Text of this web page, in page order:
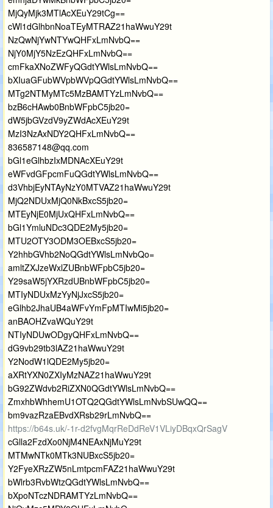
MjQyMjk3MTlAcXEuY29tCg==
cWl1dGlhbnNoaTEyMTRAZ21haWwuY29t
NzQwNjYwNTYwQHFxLmNvbQ==
NjY0MjY5NzEzQHFxLmNvbQ==
cmFkaXNoZWFyQGdtYWlsLmNvbQ==
bXIuaGFubWVpbWVpQGdtYWlsLmNvbQ==
MTg2NTMyMTc5MzBAMTYzLmNvbQ==
bzB6cHAwb0BnbWFpbC5jb20=
dW5jbGVzdV9yZWdAcXEuY29t
MzI3NzAxNDY2QHFxLmNvbQ==
836587148@qq.com
bGl1eGlhbzIxMDNAcXEuY29t
eWFvdGFpcmFuQGdtYWlsLmNvbQ==
d3VhbjEyNTAyNzY0MTVAZ21haWwuY29t
MjQ2NDUxMjQ0NkBxcS5jb20=
MTEyNjE0MjUxQHFxLmNvbQ==
bGl1YmluNDc3QDE2My5jb20=
MTU2OTY3ODM3OEBxcS5jb20=
Y2hhbGVhb2NoQGdtYWlsLmNvbQo=
amltZXJzeWxlZUBnbWFpbC5jb20=
Y29saW5jYXRzdUBnbWFpbC5jb20=
MTIyNDUxMzYyNjJxcS5jb20=
eGlhb2JhaUB4aWFvYmFpMTIwMi5jb20=
anBAOHZvaWQuY29t
NTIyNDUwODgyQHFxLmNvbQ==
dG9vb29tb3lAZ21haWwuY29t
Y2NodW1lQDE2My5jb20=
aXRtYXN0ZXIyMzNAZ21haWwuY29t
bG92ZWdvb2RiZXN0QGdtYWlsLmNvbQ==
ZmxhbWhhemU1OTQ2QGdtYWlsLmNvbSUwQQ==
bm9vazRzaEBvdXRsb29rLmNvbQ==
https://b64s.uk/-1r-d2fvgMqrReDdReV1VLiyDBqxQrSagV
cGlla2FzdXo0NjM4NEAxNjMuY29t
MTMwNTk0MTk3NUBxcS5jb20=
Y2FyeXRzZW5nLmtpcmFAZ21haWwuY29t
bWlrb3RvbWtzQGdtYWlsLmNvbQ==
bXpoNTczNDRAMTYzLmNvbQ==